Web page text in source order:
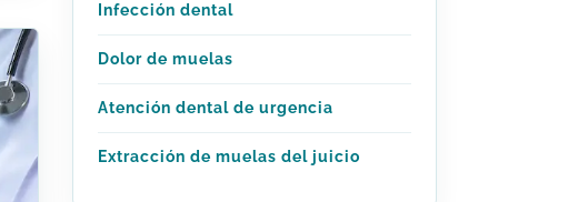
Infección dental
Dolor de muelas
Atención dental de urgencia
Extracción de muelas del juicio